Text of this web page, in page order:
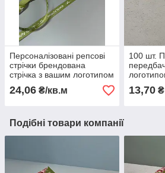
Персоналізовані репсові
стрічки брендована
стрічка з вашим логотипом
під замовлення 12 мм 180
м
24,06 ₴/кв.м
100 шт.
13,70₴
Подібні товари компанії